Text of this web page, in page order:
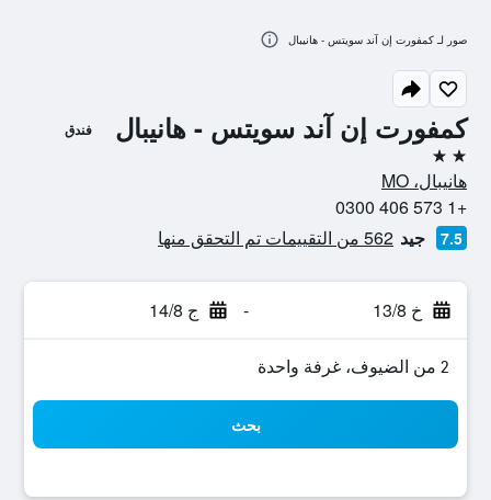
كمفورت إن آند سويتس - هانيبال فندق
2 نجمتين
هانيبال، MO
+1 573 406 0300
7.5 جيد 562 من التقييمات تم التحقق منها
خ 13/8 - ج 14/8
2 من الضيوف، غرفة واحدة
بحث
صور لـ كمفورت إن آند سويتس - هانيبال